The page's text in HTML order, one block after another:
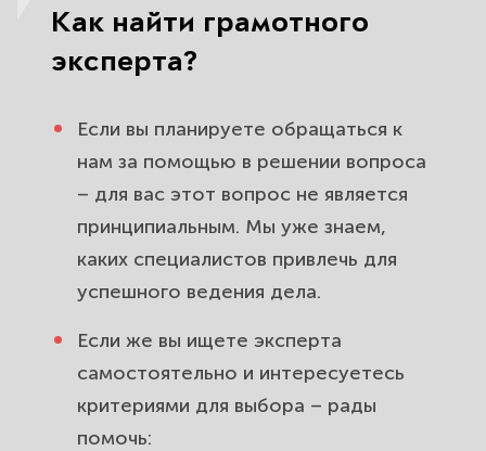
Как найти грамотного
эксперта?
Если вы планируете обращаться к
нам за помощью в решении вопроса
– для вас этот вопрос не является
принципиальным. Мы уже знаем,
каких специалистов привлечь для
успешного ведения дела.
Если же вы ищете эксперта
самостоятельно и интересуетесь
критериями для выбора – рады
помочь: